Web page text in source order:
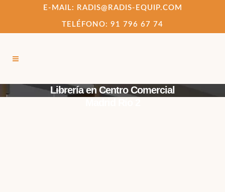
E-MAIL: RADIS@RADIS-EQUIP.COM
TELÉFONO: 91 796 67 74
Librería en Centro Comercial